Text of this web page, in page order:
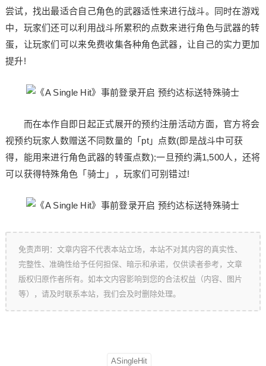
尝试，找出最适合自己角色的武器适性来进行战斗。同时在游戏
中，玩家们还可以利用战斗所累积的点数来进行角色与武器的转
蛋，让玩家们可以来免费收集各种角色武器，让自己的实力更加
提升!
而在本作自即日起正式展开的预约注册活动方面，官方将会
视预约玩家人数赠送不同数量的「pt」点数(即是战斗中可获
得，能用来进行角色武器的转蛋点数);一旦预约满1,500人，还将
可以获得特殊角色「骑士」，玩家们可别错过!
免责声明：文章内容不代表本站立场，本站不对其内容的真实性、
完整性、准确性给予任何担保、暗示和承诺，仅供读者参考，文章
版权归原作者所有。如本文内容影响到您的合法权益（内容、图片
等），请及时联系本站，我们会及时删除处理。
ASingleHit